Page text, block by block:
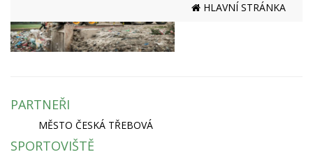
HLAVNÍ STRÁNKA
PARTNEŘI
MĚSTO ČESKÁ TŘEBOVÁ
SPORTOVIŠTĚ